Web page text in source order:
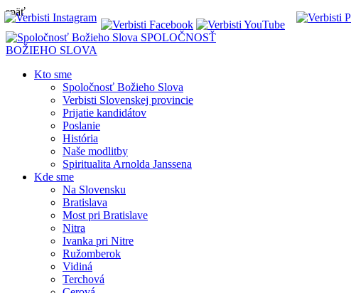
späť
SPOLOČNOSŤ
BOŽIEHO SLOVA
Kto sme
Spoločnosť Božieho Slova
Verbisti Slovenskej provincie
Prijatie kandidátov
Poslanie
História
Naše modlitby
Spiritualita Arnolda Janssena
Kde sme
Na Slovensku
Bratislava
Most pri Bratislave
Nitra
Ivanka pri Nitre
Ružomberok
Vidiná
Terchová